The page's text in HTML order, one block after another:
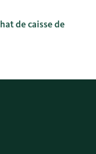
de caisse de